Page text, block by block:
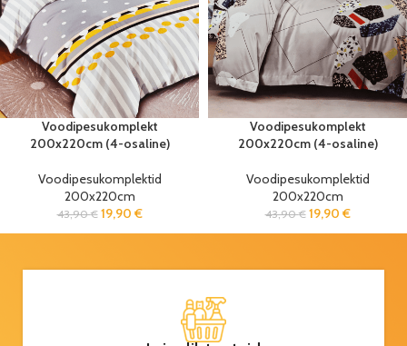
Voodipesukomplekt
200x220cm (4-osaline)
Voodipesukomplektid
200x220cm
43,90€ 19,90 €
Voodipesukomplekt
200x220cm (4-osaline)
Voodipesukomplektid
200x220cm
43,90€ 19,90 €